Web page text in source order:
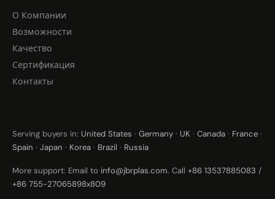
О Компании
Возможности
Качество
Сертификация
Контакты
Serving buyers in: United States · Germany · UK · Canada · France ·
Spain · Japan · Korea · Brazil · Russia
More support: Email to info@jbrplas.com. Call +86 13537885083 /
+86 755-27065898x809